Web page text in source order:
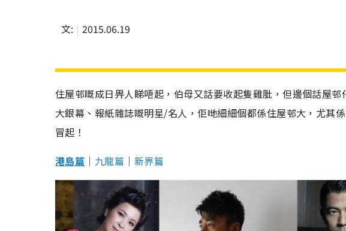
文: 2015.06.19
住屋邨嘅成日畀人睇唔起，伯母又話要收起隻雞肶，但邊個話屋
大銀幕、報紙雜誌嘅明星/名人，佢哋細細個都係住屋邨大，尤其
冒起！
港島篇 │ 九龍篇 │ 新界篇